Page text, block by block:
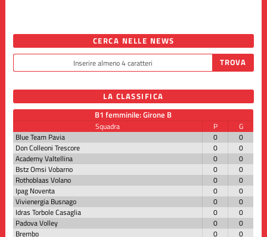
CERCA NELLE NEWS
LA CLASSIFICA
B1 femminile: Girone B
Squadra P
G
Blue Team Pavia
0
0
Don Colleoni Trescore
0
0
Academy Valtellina
0
0
Bstz Omsi Vobarno
0
0
Rothoblaas Volano
0
0
Ipag Noventa
0
0
Vivienergia Busnago
0
0
Idras Torbole Casaglia
0
0
Padova Volley
0
0
Brembo
0 0